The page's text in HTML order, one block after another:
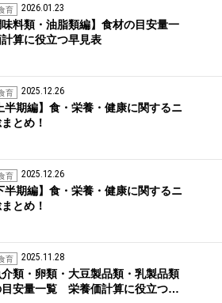
育 2026.01.23
味料類・油脂類編】食材の目安量一
算に役立つ早見表
育 2025.12.26
半期編】食・栄養・健康に関するニ
とめ！
育 2025.12.26
半期編】食・栄養・健康に関するニ
まとめ！
育 2025.11.28
介類・卵類・大豆製品類・乳製品類
目安量一覧 栄養価計算に役立つ…